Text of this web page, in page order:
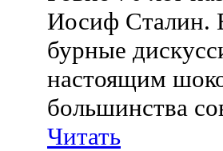
Иосиф Сталин.
бурные
настоящим
большинства
Читать